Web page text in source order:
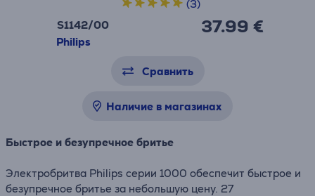
S1142/00
Philips
37.99 €
(3)
Сравнить
Наличие в магазинах
Быстрое и безупречное бритье
Электробритва Philips серии 1000 обеспечит быстрое и
безупречное бритье за небольшую цену. 27